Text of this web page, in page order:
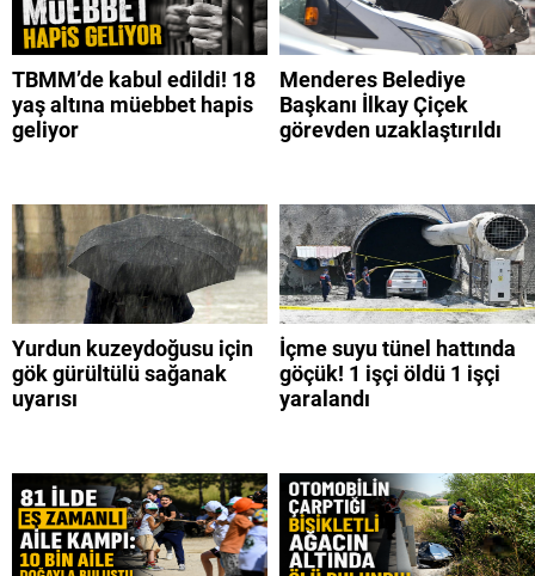
TBMM’de kabul edildi! 18
yaş altına müebbet hapis
geliyor
Menderes Belediye
Başkanı İlkay Çiçek
görevden uzaklaştırıldı
Yurdun kuzeydoğusu için
gök gürültülü sağanak
uyarısı
İçme suyu tünel hattında
göçük! 1 işçi öldü 1 işçi
yaralandı